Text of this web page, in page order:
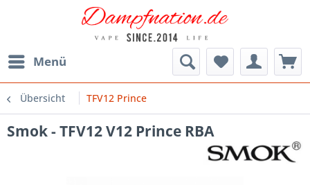
Menü
Übersicht TFV12 Prince
Smok - TFV12 V12 Prince RBA